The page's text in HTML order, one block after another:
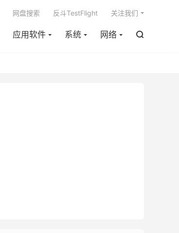
应用软件 系统 网络 
网盘搜索 反斗TestFlight 关注我们